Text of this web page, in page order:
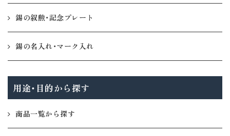
錫の叙勲・記念プレート
錫の名入れ・マーク入れ
用途・目的から探す
商品一覧から探す